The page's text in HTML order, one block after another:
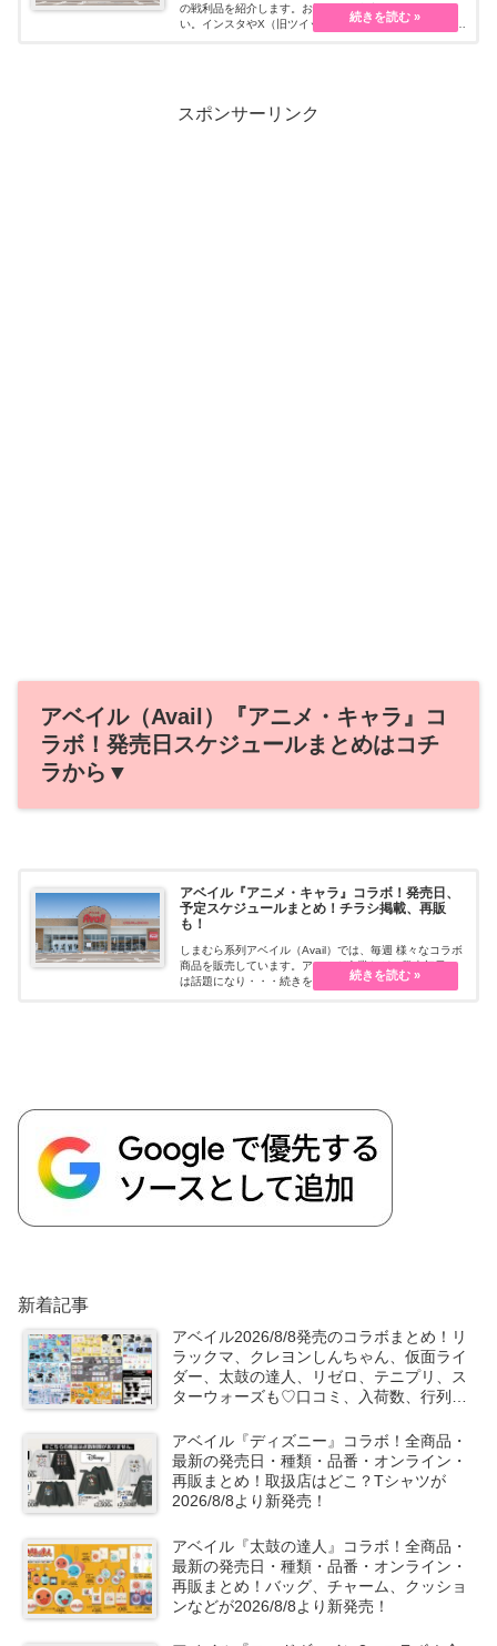
の戦利品を紹介します。お買い物の参考にしてくださ
い。インスタやX（旧ツイッター）のSNS発信で、売り切
スポンサーリンク
アベイル（Avail）『アニメ・キャラ』コ
ラボ！発売日スケジュールまとめはコチ
ラから▼
アベイル『アニメ・キャラ』コラボ！発売日、
予定スケジュールまとめ！チラシ掲載、再販
も！
しまむら系列アベイル（Avail）では、毎週 様々なコラボ
商品を販売しています。アニメや企業など、発売初日に
は話題になり・・・続きを読む
新着記事
アベイル2026/8/8発売のコラボまとめ！リ
ラックマ、クレヨンしんちゃん、仮面ライ
ダー、太鼓の達人、リゼロ、テニプリ、ス
ターウォーズも♡口コミ、入荷数、行列、
アベイル『ディズニー』コラボ！全商品・
最新の発売日・種類・品番・オンライン・
再販まとめ！取扱店はどこ？Tシャツが
2026/8/8より新発売！
アベイル『太鼓の達人』コラボ！全商品・
最新の発売日・種類・品番・オンライン・
再販まとめ！バッグ、チャーム、クッショ
ンなどが2026/8/8より新発売！